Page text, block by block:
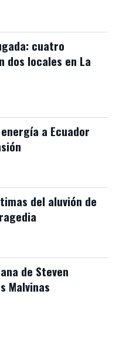
cuatro
dos locales en La
a Ecuador
del aluvión de
de Steven
Malvinas